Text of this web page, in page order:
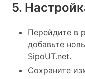
5.
Перейдите в
добавьте
SipoUT.net.
Сохраните